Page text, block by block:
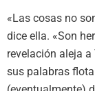
«Las cosas no
dice ella. «Son
revelación aleja
sus palabras